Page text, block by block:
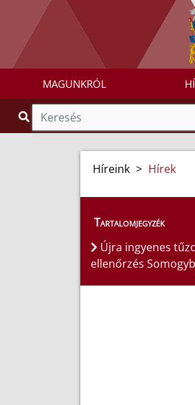
MAGUNKRÓL
Híreink > Hírek
Tartalomjegyzék
Újra ingyenes
ellenőrzés